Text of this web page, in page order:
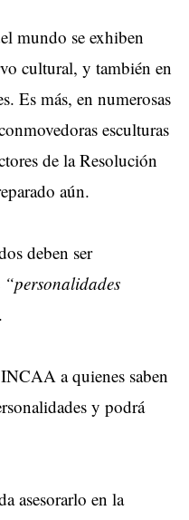
mundo se exhiben
cultural, y también en
Es más, en numerosas
esculturas
de la Resolución
aún.
deben ser
“personalidades
a quienes saben
y podrá
asesorarlo en la